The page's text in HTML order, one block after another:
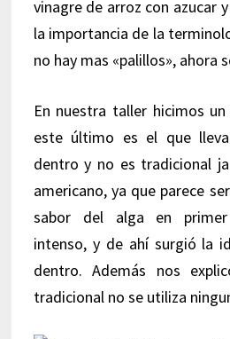
vinagre de arroz con azucar
la importancia de la
no hay mas «palillos», ahora
En nuestra taller hicimos
este último es el que
dentro y no es tradicional
americano, ya que parece
sabor del alga en primer
intenso, y de ahí surgió la
dentro. Además nos
tradicional no se utiliza